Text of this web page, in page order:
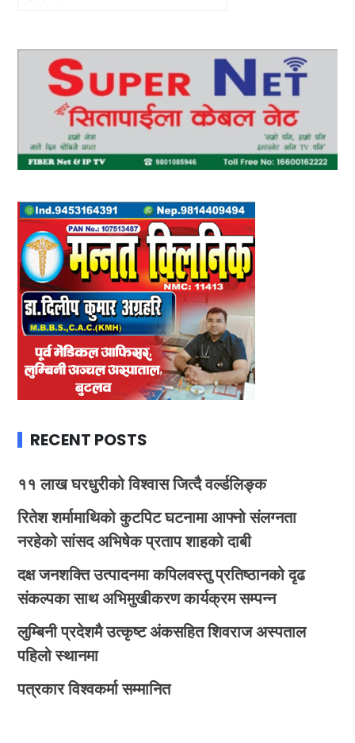
RECENT POSTS
११ लाख घरधुरीको विश्वास जित्दै वर्ल्डलिङ्क
रितेश शर्मामाथिको कुटपिट घटनामा आफ्नो संलग्नता
नरहेको सांसद अभिषेक प्रताप शाहको दाबी
दक्ष जनशक्ति उत्पादनमा कपिलवस्तु प्रतिष्ठानको दृढ
संकल्पका साथ अभिमुखीकरण कार्यक्रम सम्पन्न
लुम्बिनी प्रदेशमै उत्कृष्ट अंकसहित शिवराज अस्पताल
पहिलो स्थानमा
पत्रकार विश्वकर्मा सम्मानित